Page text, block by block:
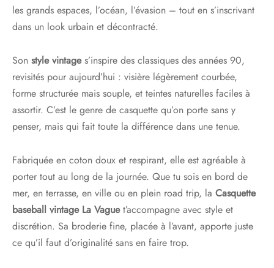
les grands espaces, l’océan, l’évasion – tout en s’inscrivant
dans un look urbain et décontracté.
Son style vintages’inspire des classiques des années 90,
revisités pour aujourd’hui : visière légèrement courbée,
forme structurée mais souple, et teintes naturelles faciles à
assortir. C’est le genre de casquette qu’on porte sans y
penser, mais qui fait toute la différence dans une tenue.
Fabriquée en coton doux et respirant, elle est agréable à
porter tout au long de la journée. Que tu sois en bord de
mer, en terrasse, en ville ou en plein road trip, la Casquette
baseball vintage La Vaguet’accompagne avec style et
discrétion. Sa broderie fine, placée à l’avant, apporte juste
ce qu’il faut d’originalité sans en faire trop.